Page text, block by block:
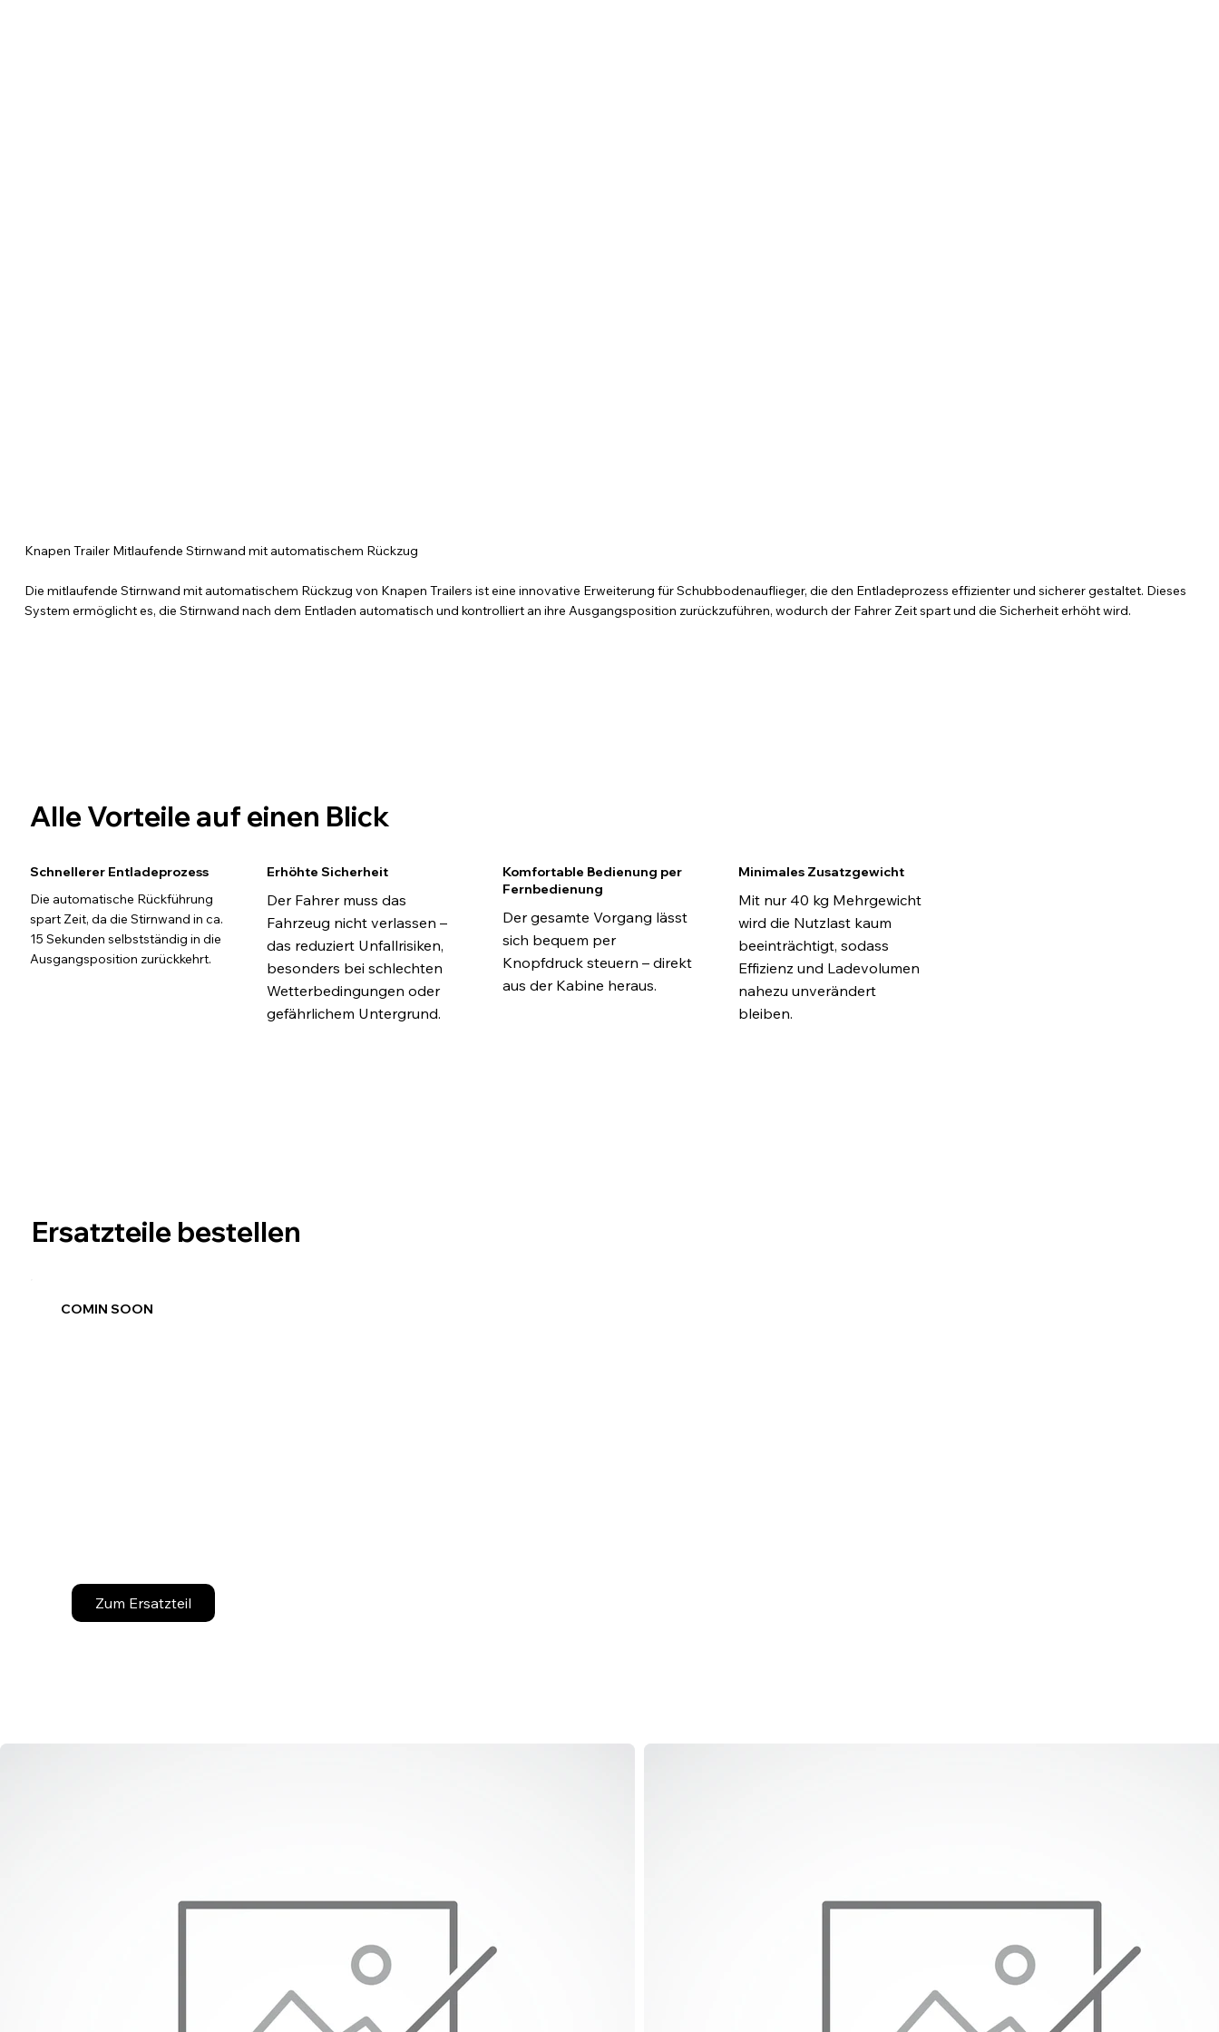
Knapen Trailer Mitlaufende Stirnwand mit automatischem Rückzug
Die mitlaufende Stirnwand mit automatischem Rückzug von Knapen Trailers ist eine innovative Erweiterung für Schubbodenauflieger, die den Entladeprozess effizienter und sicherer gestaltet. Dieses
System ermöglicht es, die Stirnwand nach dem Entladen automatisch und kontrolliert an ihre Ausgangsposition zurückzuführen, wodurch der Fahrer Zeit spart und die Sicherheit erhöht wird.
Alle Vorteile auf einen Blick
Schnellerer Entladeprozess
Die automatische Rückführung
spart Zeit, da die Stirnwand in ca.
15 Sekunden selbstständig in die
Ausgangsposition zurückkehrt.
Erhöhte Sicherheit
Der Fahrer muss das
Fahrzeug nicht verlassen –
das reduziert Unfallrisiken,
besonders bei schlechten
Wetterbedingungen oder
gefährlichem Untergrund.
Komfortable Bedienung per
Fernbedienung
Der gesamte Vorgang lässt
sich bequem per
Knopfdruck steuern – direkt
aus der Kabine heraus.
Minimales Zusatzgewicht
Mit nur 40 kg Mehrgewicht
wird die Nutzlast kaum
beeinträchtigt, sodass
Effizienz und Ladevolumen
nahezu unverändert
bleiben.
Ersatzteile bestellen
COMIN SOON
Zum Ersatzteil